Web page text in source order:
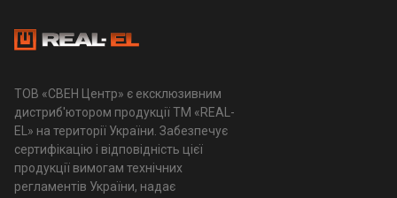
ТОВ «СВЕН Центр» є ексклюзивним
дистриб'ютором продукції ТМ «REAL-
EL» на території України. Забезпечує
сертифікацію і відповідність цієї
продукції вимогам технічних
регламентів України, надає